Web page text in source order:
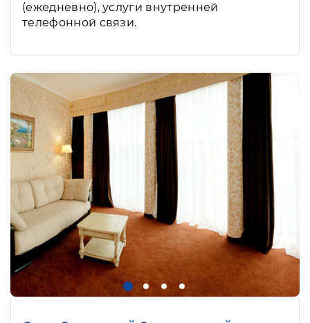
(ежедневно), услуги внутренней
телефонной связи.